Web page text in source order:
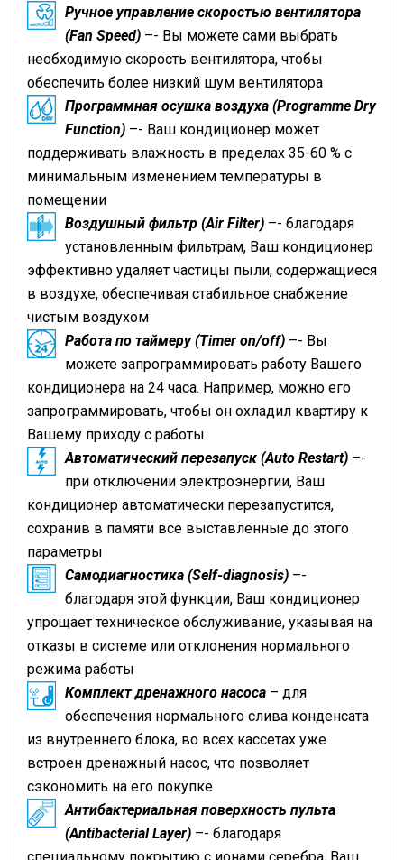
Ручное управление скоростью вентилятора
(Fan Speed) –- Вы можете сами выбрать
необходимую скорость вентилятора, чтобы
обеспечить более низкий шум вентилятора
Программная осушка воздуха (Programme Dry
Function) –- Ваш кондиционер может
поддерживать влажность в пределах 35-60 % с
минимальным изменением температуры в
помещении
Воздушный фильтр (Air Filter) –- благодаря
установленным фильтрам, Ваш кондиционер
эффективно удаляет частицы пыли, содержащиеся
в воздухе, обеспечивая стабильное снабжение
чистым воздухом
Работа по таймеру (Timer on/off) –- Вы
можете запрограммировать работу Вашего
кондиционера на 24 часа. Например, можно его
запрограммировать, чтобы он охладил квартиру к
Вашему приходу с работы
Автоматический перезапуск (Auto Restart) –-
при отключении электроэнергии, Ваш
кондиционер автоматически перезапустится,
сохранив в памяти все выставленные до этого
параметры
Самодиагностика (Self-diagnosis) –-
благодаря этой функции, Ваш кондиционер
упрощает техническое обслуживание, указывая на
отказы в системе или отклонения нормального
режима работы
Комплект дренажного насоса – для
обеспечения нормального слива конденсата
из внутреннего блока, во всех кассетах уже
встроен дренажный насос, что позволяет
сэкономить на его покупке
Антибактериальная поверхность пульта
(Antibacterial Layer) –- благодаря